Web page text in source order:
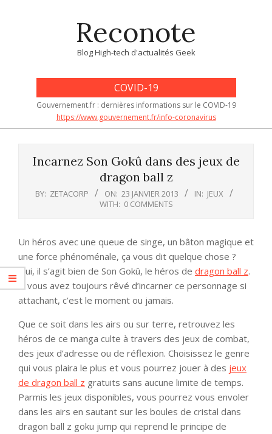
Reconote
Blog High-tech d'actualités Geek
COVID-19
Gouvernement.fr : dernières informations sur le COVID-19
https://www.gouvernement.fr/info-coronavirus
Incarnez Son Gokû dans des jeux de
dragon ball z
BY: ZETACORP ON: 23 JANVIER 2013 IN: JEUX
WITH: 0 COMMENTS
Un héros avec une queue de singe, un bâton magique et
une force phénoménale, ça vous dit quelque chose ?
Oui, il s’agit bien de Son Gokû, le héros de dragon ball z.
Si vous avez toujours rêvé d’incarner ce personnage si
attachant, c’est le moment ou jamais.
Que ce soit dans les airs ou sur terre, retrouvez les
héros de ce manga culte à travers des jeux de combat,
des jeux d’adresse ou de réflexion. Choisissez le genre
qui vous plaira le plus et vous pourrez jouer à des jeux
de dragon ball z gratuits sans aucune limite de temps.
Parmis les jeux disponibles, vous pourrez vous envoler
dans les airs en sautant sur les boules de cristal dans
dragon ball z goku jump qui reprend le principe de